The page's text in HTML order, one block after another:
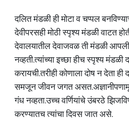
दलित मंडळी ही मोटा व चप्पल
देवीपरसही मोठी स्पृश्य मंडळी वाटत
देवालयातील देवाजवळ ती मंडळी
नव्हती.त्यांच्या इच्छा हीच स्पृश्य
करायची.तरीही कोणाला दोष न देता
समजून जीवन जगत
गंध नव्हता.उच्च वर्णियांचे उंबरठे
करण्यातच त्यांचा दिवस जात असे.